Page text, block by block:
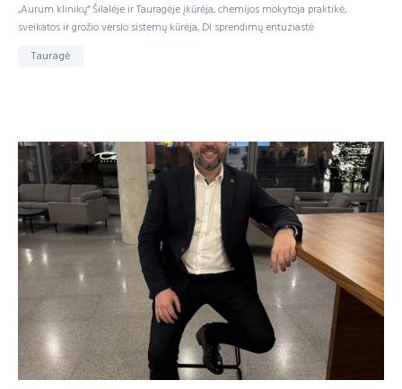
„Aurum klinikų“ Šilalėje ir Tauragėje įkūrėja, chemijos mokytoja praktikė,
sveikatos ir grožio verslo sistemų kūrėja, DI sprendimų entuziastė
Tauragė